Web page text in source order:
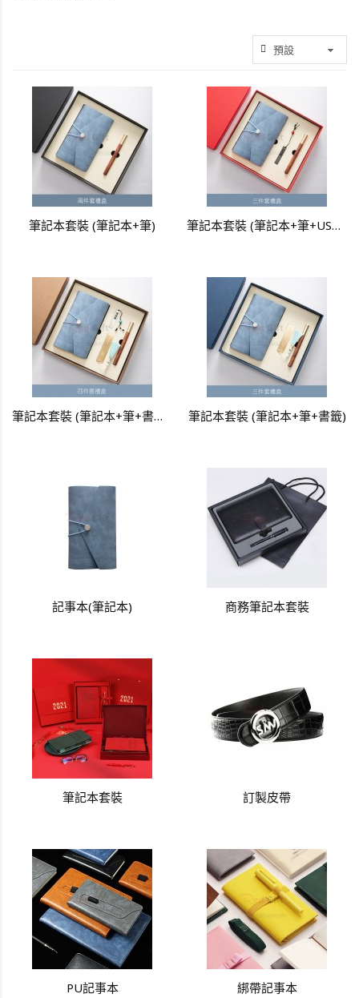
筆記本套裝 (筆記本+筆) 筆記本套裝 (筆記本+筆+USB手指)
筆記本套裝 (筆記本+筆+書籤 + USB手指) 筆記本套裝 (筆記本+筆+書籤)
記事本(筆記本) 商務筆記本套裝
筆記本套裝 訂製皮帶
PU記事本 綁帶記事本